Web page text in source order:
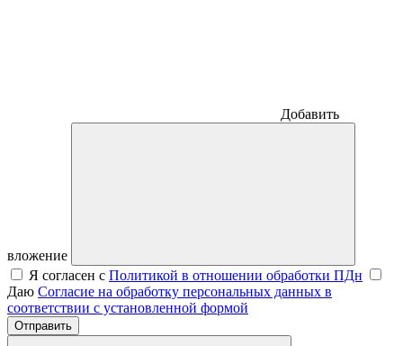
Добавить
вложение
Я согласен с Политикой в отношении обработки ПДн
Даю Согласие на обработку персональных данных в
соответствии с установленной формой
Отправить